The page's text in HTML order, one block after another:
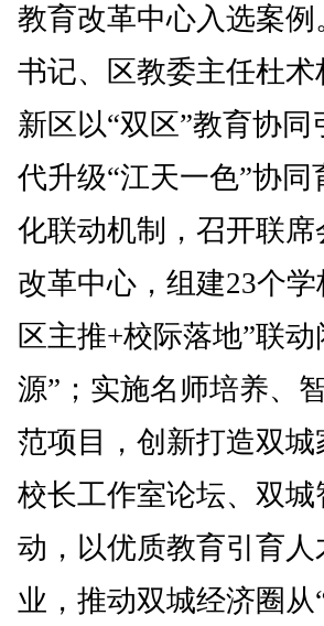
教育改革中心入选案
书记、区教委主任杜
新区以“双区”教育协
代升级“江天一色”协
化联动机制，召开联
改革中心，组建23个
区主推+校际落地”联
源”；实施名师培养、
范项目，创新打造双
校长工作室论坛、双
动，以优质教育引育
业，推动双城经济圈从